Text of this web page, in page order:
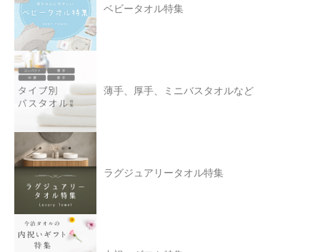
ベビータオル特集
薄手、厚手、ミニバスタオルなど
ラグジュアリータオル特集